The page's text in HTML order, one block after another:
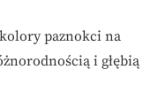
paznokci na
i głębią